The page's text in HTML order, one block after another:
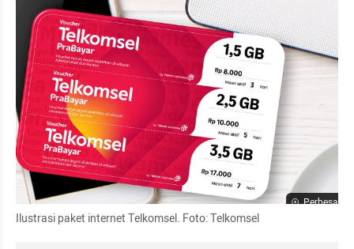
Perbesar
Ilustrasi paket internet Telkomsel. Foto: Telkomsel